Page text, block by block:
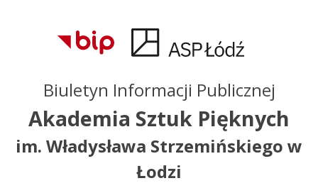
Przejdź do
głównego menu
Przejdź do treści
Przejdź do mapy
serwisu
Biuletyn Informacji Publicznej
Akademia Sztuk Pięknych
im. Władysława Strzemińskiego w
Łodzi